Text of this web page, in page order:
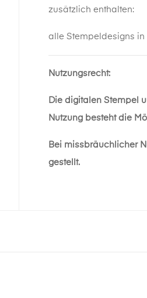
zusätzlich enthalten:
alle Stempeldesigns in
Nutzungsrecht:
Die digitalen Stempel
Nutzung besteht die
Bei missbräuchlicher
gestellt.